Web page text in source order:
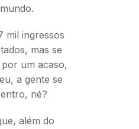
mil ingressos
mas se
um acaso,
a gente se
né?
além do